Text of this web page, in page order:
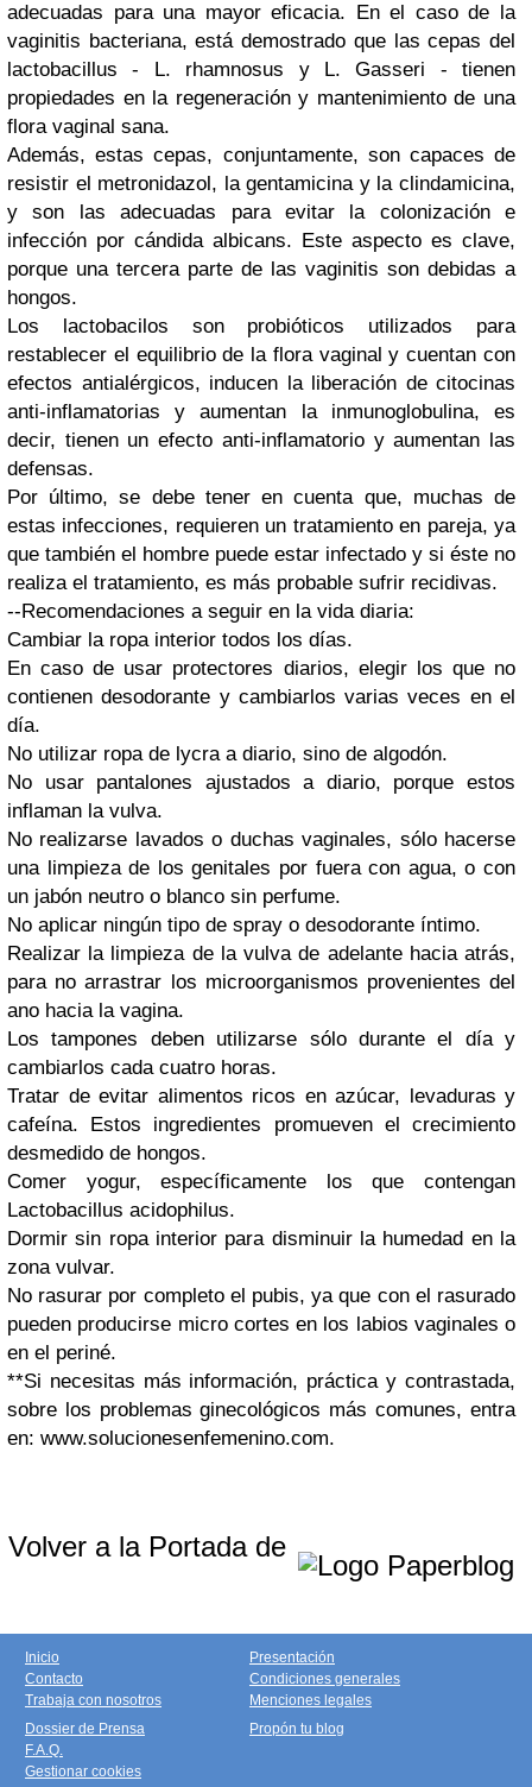
adecuadas para una mayor eficacia. En el caso de la
vaginitis bacteriana, está demostrado que las cepas del
lactobacillus - L. rhamnosus y L. Gasseri - tienen
propiedades en la regeneración y mantenimiento de una
flora vaginal sana.
Además, estas cepas, conjuntamente, son capaces de
resistir el metronidazol, la gentamicina y la clindamicina,
y son las adecuadas para evitar la colonización e
infección por cándida albicans. Este aspecto es clave,
porque una tercera parte de las vaginitis son debidas a
hongos.
Los lactobacilos son probióticos utilizados para
restablecer el equilibrio de la flora vaginal y cuentan con
efectos antialérgicos, inducen la liberación de citocinas
anti-inflamatorias y aumentan la inmunoglobulina, es
decir, tienen un efecto anti-inflamatorio y aumentan las
defensas.
Por último, se debe tener en cuenta que, muchas de
estas infecciones, requieren un tratamiento en pareja, ya
que también el hombre puede estar infectado y si éste no
realiza el tratamiento, es más probable sufrir recidivas.
--Recomendaciones a seguir en la vida diaria:
Cambiar la ropa interior todos los días.
En caso de usar protectores diarios, elegir los que no
contienen desodorante y cambiarlos varias veces en el
día.
No utilizar ropa de lycra a diario, sino de algodón.
No usar pantalones ajustados a diario, porque estos
inflaman la vulva.
No realizarse lavados o duchas vaginales, sólo hacerse
una limpieza de los genitales por fuera con agua, o con
un jabón neutro o blanco sin perfume.
No aplicar ningún tipo de spray o desodorante íntimo.
Realizar la limpieza de la vulva de adelante hacia atrás,
para no arrastrar los microorganismos provenientes del
ano hacia la vagina.
Los tampones deben utilizarse sólo durante el día y
cambiarlos cada cuatro horas.
Tratar de evitar alimentos ricos en azúcar, levaduras y
cafeína. Estos ingredientes promueven el crecimiento
desmedido de hongos.
Comer yogur, específicamente los que contengan
Lactobacillus acidophilus.
Dormir sin ropa interior para disminuir la humedad en la
zona vulvar.
No rasurar por completo el pubis, ya que con el rasurado
pueden producirse micro cortes en los labios vaginales o
en el periné.
**Si necesitas más información, práctica y contrastada,
sobre los problemas ginecológicos más comunes, entra
en: www.solucionesenfemenino.com.
Volver a la Portada de
Inicio
Contacto
Trabaja con nosotros
Presentación
Condiciones generales
Menciones legales
Dossier de Prensa
F.A.Q.
Gestionar cookies
Propón tu blog